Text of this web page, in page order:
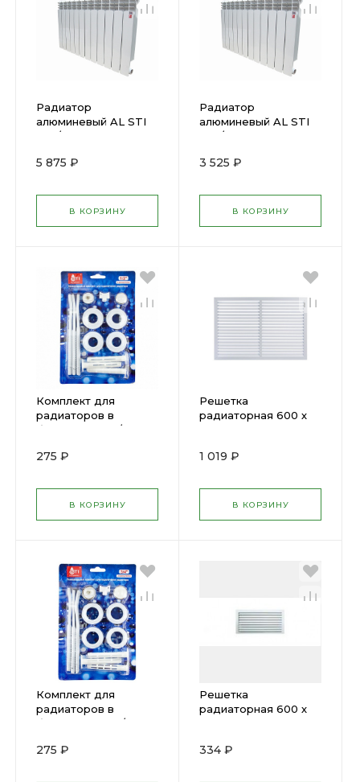
Радиатор
алюминевый AL STI
500/80 10 секции
5 875 ₽
В КОРЗИНУ
Радиатор
алюминевый AL STI
500/80 6 секции
3 525 ₽
В КОРЗИНУ
Комплект для
радиаторов в
блистере STI 1/2 (c 3-
0013680
275 ₽
В КОРЗИНУ
Решетка
радиаторная 600 х
1 019 ₽
В КОРЗИНУ
Комплект для
радиаторов в
блистере STI 3/4 (c
0013681
275 ₽
Решетка
радиаторная 600 х
334 ₽